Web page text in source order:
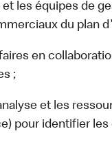
les équipes de
du plan
en
;
et les
pour identifier les